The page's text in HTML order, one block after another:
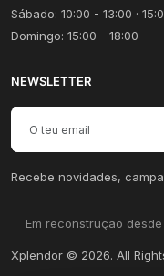
Sábado: 10:00 - 13:00 ·
Domingo: 15:00 - 18:00
NEWSLETTER
Email para newsletter
Recebe novidades,
Em reconstrução
Xplendor © 2026. All